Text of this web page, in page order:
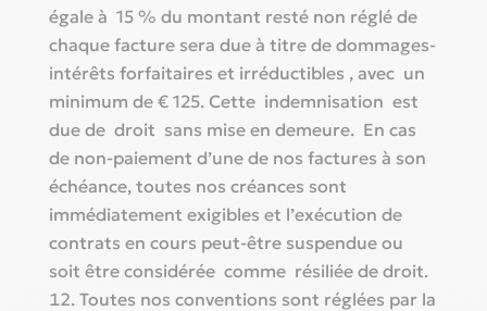
égale à 15 % du montant resté non réglé de
chaque facture sera due à titre de dommages-
intérêts forfaitaires et irréductibles , avec un
minimum de € 125. Cette indemnisation est
due de droit sans mise en demeure. En cas
de non-paiement d’une de nos factures à son
échéance, toutes nos créances sont
immédiatement exigibles et l’exécution de
contrats en cours peut-être suspendue ou
soit être considérée comme résiliée de droit.
Toutes nos conventions sont réglées par la